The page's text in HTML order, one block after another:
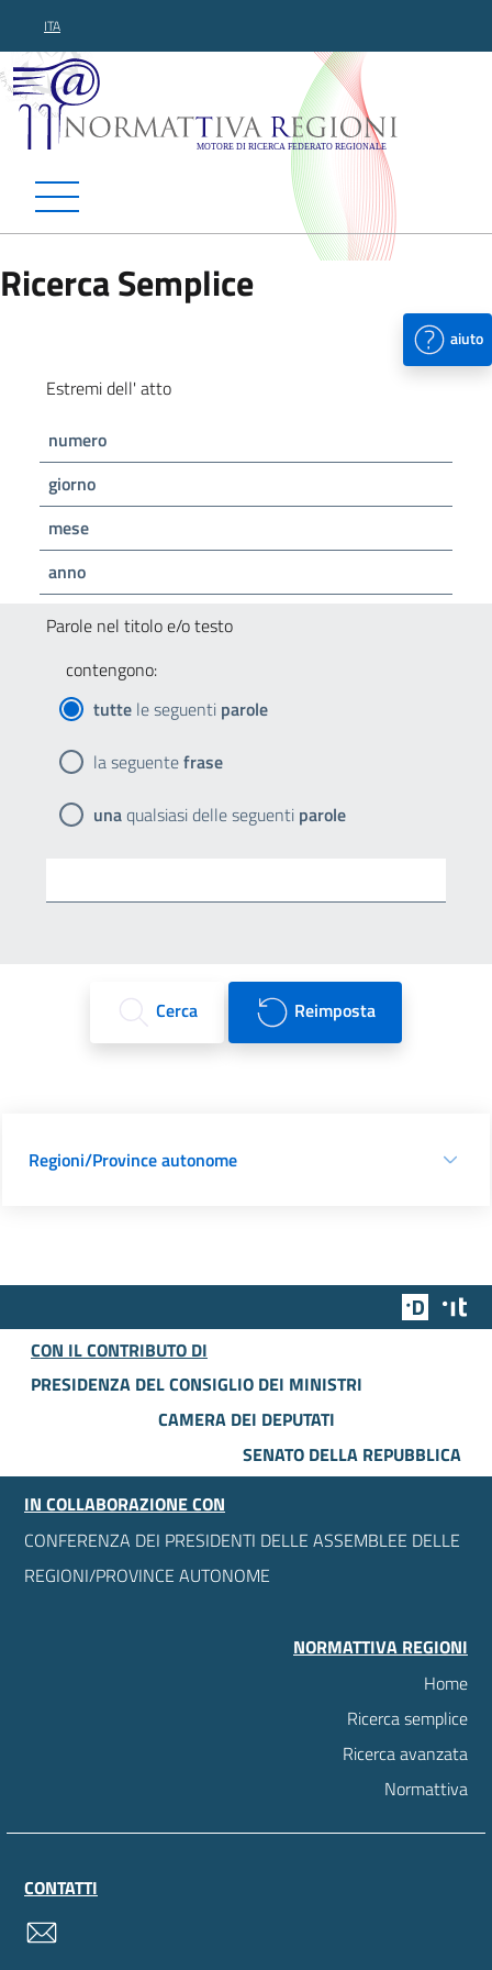
ITA
Normattiva Regioni -
Ricerca Semplice
aiuto
Estremi dell' atto
numero
giorno
mese
anno
Parole nel titolo e/o testo
contengono:
tutte le seguenti parole
la seguentefrase
unaqualsiasi delle seguenti parole
Cerca Reimposta
Regioni/Province autonome
Team
CON IL CONTRIBUTO DI
PRESIDENZA DEL CONSIGLIO DEI MINISTRI
CAMERA DEI DEPUTATI
SENATO DELLA REPUBBLICA
IN COLLABORAZIONE CON
CONFERENZA DEI PRESIDENTI DELLE ASSEMBLEE DELLE
REGIONI/PROVINCE AUTONOME
NORMATTIVA REGIONI
Home
Ricerca semplice
Ricerca avanzata
Normattiva
CONTATTI